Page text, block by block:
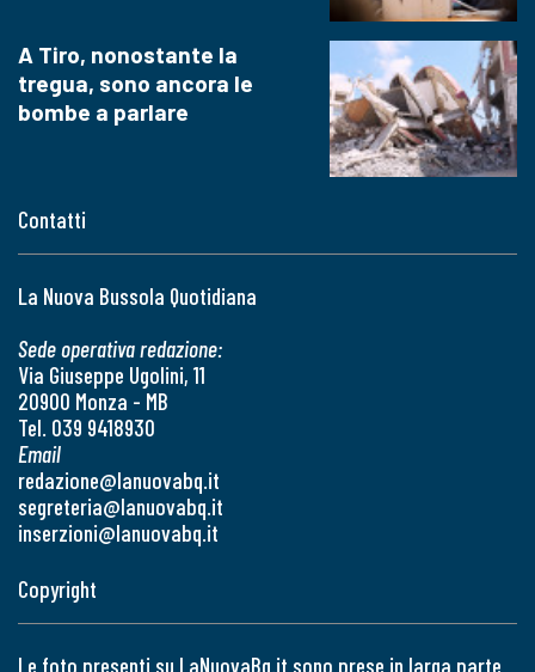
Contatti
La Nuova Bussola Quotidiana
Sede operativa redazione:
Via Giuseppe Ugolini, 11
20900 Monza - MB
Tel. 039 9418930
Email
redazione@lanuovabq.it
segreteria@lanuovabq.it
inserzioni@lanuovabq.it
A Tiro, nonostante la
tregua, sono ancora le
bombe a parlare
Copyright
Le foto presenti su LaNuovaBq.it sono prese in larga parte